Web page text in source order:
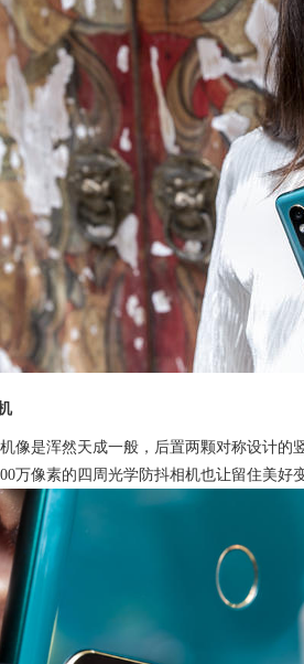
像是浑然天成一般，后置两颗对称设计
万像素的四周光学防抖相机也让留住美好